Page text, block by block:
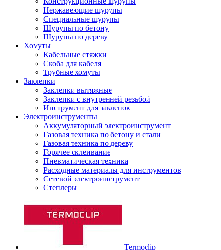
Нержавеющие шурупы
Специальные шурупы
Шурупы по бетону
Шурупы по дереву
Хомуты
Кабельные стяжки
Скоба для кабеля
Трубные хомуты
Заклепки
Заклепки вытяжные
Заклепки с внутренней резьбой
Инструмент для заклепок
Электроинструменты
Аккумуляторный электроинструмент
Газовая техника по бетону и стали
Газовая техника по дереву
Горячее склеивание
Пневматическая техника
Расходные материалы для инструментов
Сетевой электроинструмент
Степлеры
Termoclip